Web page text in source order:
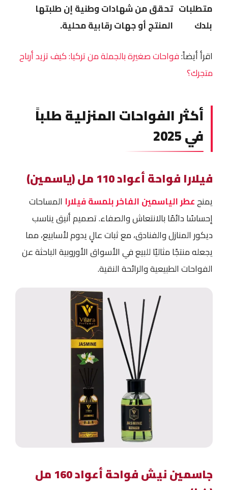
متطلبات
بلدك
تحقق من شهادات وطنية إن طلبتها
المنتج أو جهات رقابية محلية.
اقرأ أيضاً:فواحات صغيرة بالجملة من تركيا: كيف تزيد أرباح
متجرك؟
أكثر الفواحات المنزلية طلباً
في 2025
فيلارا فواحة أعواد 110 مل (ياسمين)
يمنحعطر الياسمين الفاخر بلمسة فيلارا المساحات
إحساسًا دائمًا بالانتعاش والصفاء. تصميم أنيق يناسب
ديكور المنازل والفنادق، مع ثبات عالٍ يدوم لأسابيع، مما
يجعله منتجًا مثاليًا للبيع في الأسواق الأوروبية الباحثة عن
الفواحات الطبيعية والرائحة النقية.
جاسمين نيش فواحة أعواد 160 مل